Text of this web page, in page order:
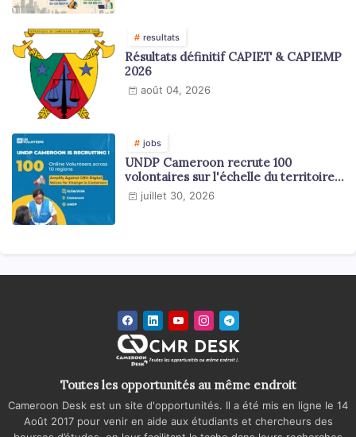
resultats
Résultats définitif CAPIET & CAPIEMP
2026
août 04, 2026
jobs
UNDP Cameroon recrute 100
volontaires sur l'échelle du territoire
national
juillet 30, 2026
Toutes les opportunités au même endroit
Cameroon Desk est un site d'opportunités. Il a été mis en ligne le 14
Août 2017 pour venir en aide aux étudiants et chercheurs des